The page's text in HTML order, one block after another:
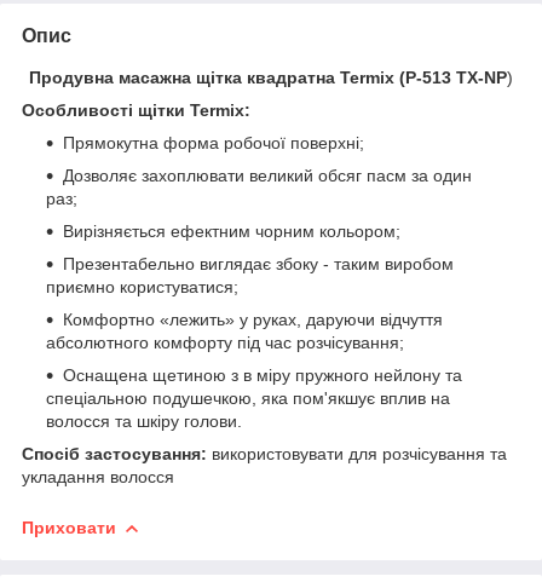
Опис
Продувна масажна щітка квадратна Termix (P-513 TX-NP)
Особливості щітки Termix:
Прямокутна форма робочої поверхні;
Дозволяє захоплювати великий обсяг пасм за один
раз;
Вирізняється ефектним чорним кольором;
Презентабельно виглядає збоку - таким виробом
приємно користуватися;
Комфортно «лежить» у руках, даруючи відчуття
абсолютного комфорту під час розчісування;
Оснащена щетиною з в міру пружного нейлону та
спеціальною подушечкою, яка пом'якшує вплив на
волосся та шкіру голови.
Спосіб застосування: використовувати для розчісування та
укладання волосся
Приховати